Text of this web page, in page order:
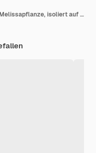
Bündel von Zitronenbalsam oder Melissapflanze, isoliert auf weißem Hintergrund, frisches grünes Minzblatt